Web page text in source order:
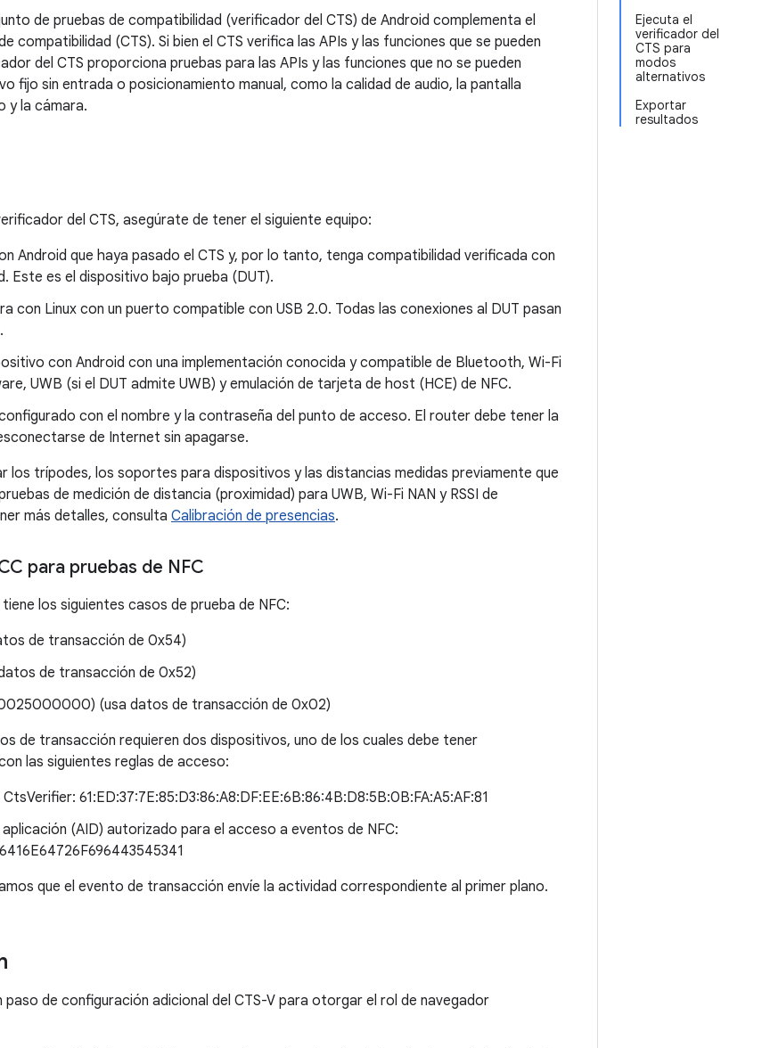
Ejecuta el
verificador del
CTS para
modos
alternativos
Exportar
resultados
de pruebas de compatibilidad (verificador del CTS) de Android complementa el
compatibilidad (CTS). Si bien el CTS verifica las APIs y las funciones que se pueden
del CTS proporciona pruebas para las APIs y las funciones que no se pueden
fijo sin entrada o posicionamiento manual, como la calidad de audio, la pantalla
y la cámara.
del CTS, asegúrate de tener el siguiente equipo:
Android que haya pasado el CTS y, por lo tanto, tenga compatibilidad verificada con
Este es el dispositivo bajo prueba (DUT).
con Linux con un puerto compatible con USB 2.0. Todas las conexiones al DUT pasan
con Android con una implementación conocida y compatible de Bluetooth, Wi-Fi
UWB (si el DUT admite UWB) y emulación de tarjeta de host (HCE) de NFC.
con el nombre y la contraseña del punto de acceso. El router debe tener la
de Internet sin apagarse.
los trípodes, los soportes para dispositivos y las distancias medidas previamente que
de medición de distancia (proximidad) para UWB, Wi-Fi NAN y RSSI de
más detalles, consulta Calibración de presencias.
para pruebas de NFC
los siguientes casos de prueba de NFC:
de transacción de 0x54)
de transacción de 0x52)
(usa datos de transacción de 0x02)
de transacción requieren dos dispositivos, uno de los cuales debe tener
las siguientes reglas de acceso:
61:ED:37:7E:85:D3:86:A8:DF:EE:6B:86:4B:D8:5B:0B:FA:A5:AF:81
(AID) autorizado para el acceso a eventos de NFC:
que el evento de transacción envíe la actividad correspondiente al primer plano.
paso de configuración adicional del CTS-V para otorgar el rol de navegador